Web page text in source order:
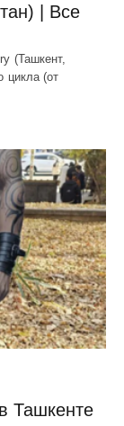
| Все
(Ташкент,
цикла (от
Ташкенте